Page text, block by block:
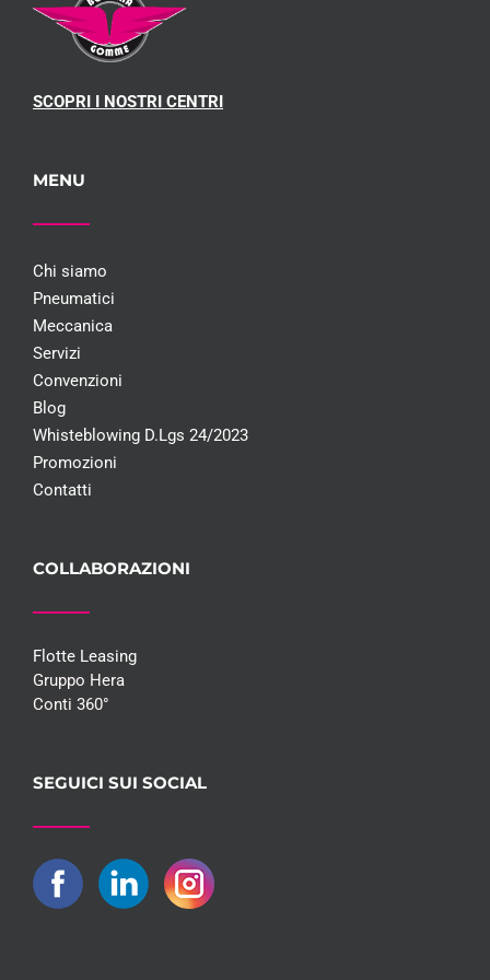
SCOPRI I NOSTRI CENTRI
MENU
Chi siamo
Pneumatici
Meccanica
Servizi
Convenzioni
Blog
Whisteblowing D.Lgs 24/2023
Promozioni
Contatti
COLLABORAZIONI
Flotte Leasing
Gruppo Hera
Conti 360°
SEGUICI SUI SOCIAL